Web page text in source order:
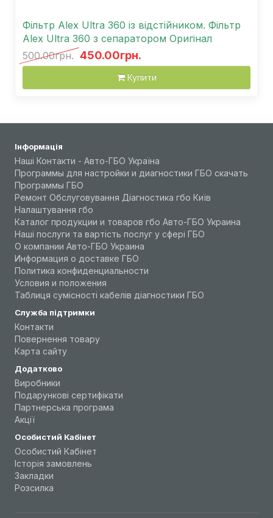
Фільтр Alex Ultra 360 із відстійником. Фільтр
Alex Ultra 360 з сепаратором Оригінал
500.00грн. 450.00грн.
Купити
Інформація
Наші Контакти - Авто-ГБО Україна
Программы для настройки и диагностики ГБО скачать
Программы ГБО
Ремонт Обслуговування Діагностика гбо Київ
Налаштування гбо
Каталог продукции и товаров гбо Авто-ГБО Украина
Наші послуги та вартість послуг у сфері ГБО
О компании Авто-ГБО Украина
Информация о доставке ГБО
Политика конфиденциальности
Условия и положения
Таблиця сумісності кабелів діагностики ГБО
Служба підтримки
Контакти
Повернення товару
Карта сайту
Додатково
Виробники
Подарункові сертифікати
Партнерська програма
Акції
Особистий Кабінет
Особистий Кабінет
Історія замовлень
Закладки
Розсилка